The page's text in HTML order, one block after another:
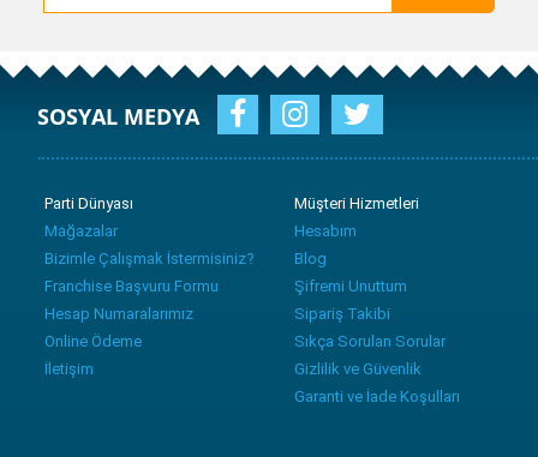
SOSYAL MEDYA
Parti Dünyası
Mağazalar
Bizimle Çalışmak İstermisiniz?
Franchise Başvuru Formu
Hesap Numaralarımız
Online Ödeme
İletişim
Müşteri Hizmetleri
Hesabım
Blog
Şifremi Unuttum
Sipariş Takibi
Sıkça Sorulan Sorular
Gizlilik ve Güvenlik
Garanti ve İade Koşulları